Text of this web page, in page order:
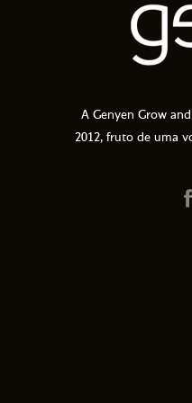
A Genyen Grow
2012, fruto de uma